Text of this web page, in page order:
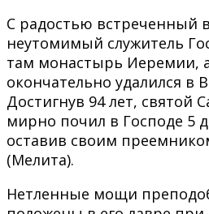
С радостью встреченный
неутомимый служитель
там монастырь Иеремии,
окончательно удалился в
Достигнув 94 лет, святой
мирно почил в Господе 5
оставив своим
(Мелита).
Нетленные мощи